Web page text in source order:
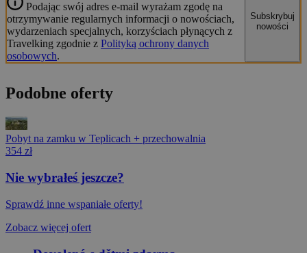
Podając swój adres e-mail wyrażam zgodę na
otrzymywanie regularnych informacji o nowościach,
wydarzeniach specjalnych, korzyściach płynących z
Travelking zgodnie z Polityką ochrony danych
osobowych.
Subskrybuj
nowości
Podobne oferty
Pobyt na zamku w Teplicach + przechowalnia
354 zł
Nie wybrałeś jeszcze?
Sprawdź inne wspaniałe oferty!
Zobacz więcej ofert